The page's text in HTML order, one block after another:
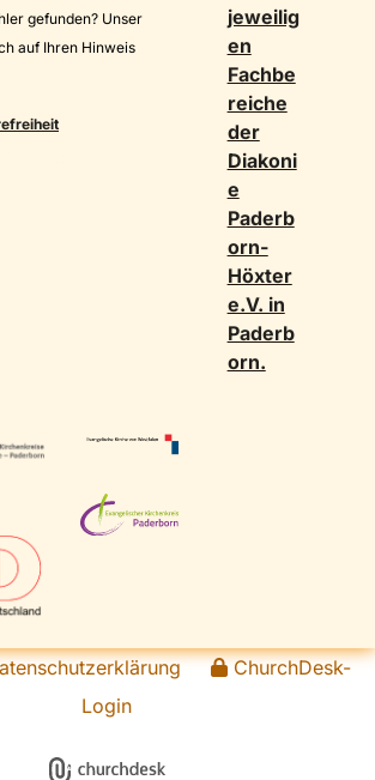
gefunden? Unser
auf Ihren Hinweis
jeweilig
en
Fachbe
reiche
der
Diakoni
e
Paderb
orn-
Höxter
e.V. in
Paderb
orn.
ChurchDesk-
Login